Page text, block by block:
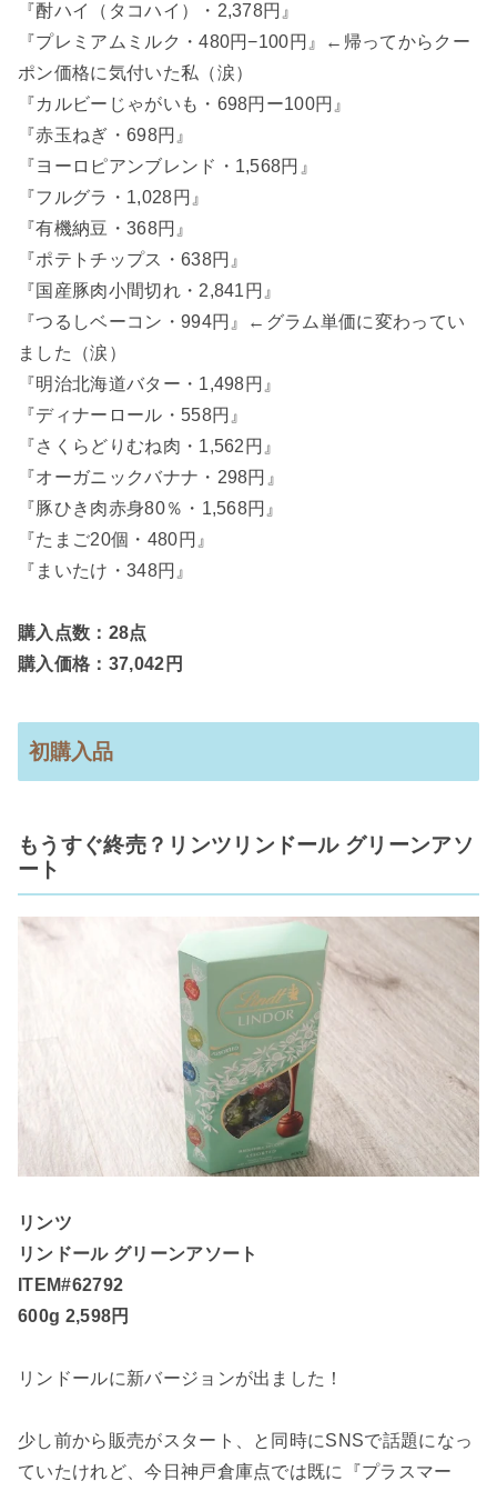
『酎ハイ（タコハイ）・2,378円』
『プレミアムミルク・480円−100円』←帰ってからクー
ポン価格に気付いた私（涙）
『カルビーじゃがいも・698円ー100円』
『赤玉ねぎ・698円』
『ヨーロピアンブレンド・1,568円』
『フルグラ・1,028円』
『有機納豆・368円』
『ポテトチップス・638円』
『国産豚肉小間切れ・2,841円』
『つるしベーコン・994円』←グラム単価に変わってい
ました（涙）
『明治北海道バター・1,498円』
『ディナーロール・558円』
『さくらどりむね肉・1,562円』
『オーガニックバナナ・298円』
『豚ひき肉赤身80％・1,568円』
『たまご20個・480円』
『まいたけ・348円』
購入点数：28点
購入価格：37,042円
初購入品
もうすぐ終売？リンツリンドール グリーンアソ
ート
リンツ
リンドール グリーンアソート
ITEM#62792
600g 2,598円
リンドールに新バージョンが出ました！
少し前から販売がスタート、と同時にSNSで話題になっ
ていたけれど、今日神戸倉庫点では既に『プラスマー